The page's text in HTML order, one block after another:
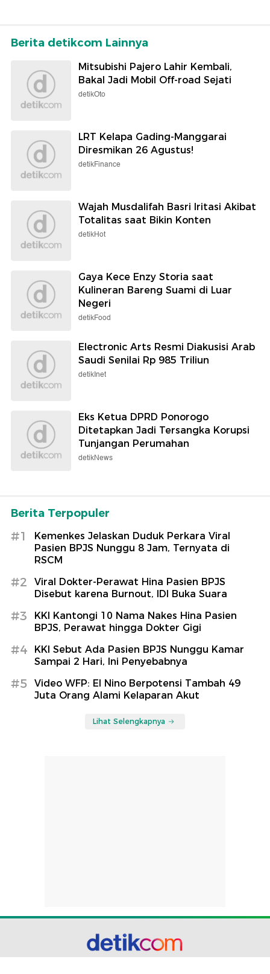
Berita detikcom Lainnya
Mitsubishi Pajero Lahir Kembali,
Bakal Jadi Mobil Off-road Sejati
detikOto
LRT Kelapa Gading-Manggarai
Diresmikan 26 Agustus!
detikFinance
Wajah Musdalifah Basri Iritasi Akibat
Totalitas saat Bikin Konten
detikHot
Gaya Kece Enzy Storia saat
Kulineran Bareng Suami di Luar
Negeri
detikFood
Electronic Arts Resmi Diakusisi Arab
Saudi Senilai Rp 985 Triliun
detikInet
Eks Ketua DPRD Ponorogo
Ditetapkan Jadi Tersangka Korupsi
Tunjangan Perumahan
detikNews
Berita Terpopuler
#1
Kemenkes Jelaskan Duduk Perkara Viral
Pasien BPJS Nunggu 8 Jam, Ternyata di
RSCM
#2
Viral Dokter-Perawat Hina Pasien BPJS
Disebut karena Burnout, IDI Buka Suara
#3
KKI Kantongi 10 Nama Nakes Hina Pasien
BPJS, Perawat hingga Dokter Gigi
#4
KKI Sebut Ada Pasien BPJS Nunggu Kamar
Sampai 2 Hari, Ini Penyebabnya
#5
Video WFP: El Nino Berpotensi Tambah 49
Juta Orang Alami Kelaparan Akut
Lihat Selengkapnya